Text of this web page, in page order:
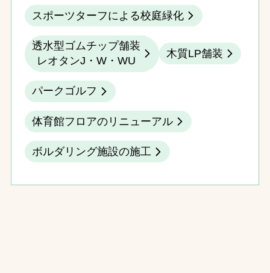
スポーツターフによる校庭緑化
透水型ゴムチップ舗装
レオタンJ・W・WU
木質LP舗装
パークゴルフ
体育館フロアのリニューアル
ボルダリング施設の施工